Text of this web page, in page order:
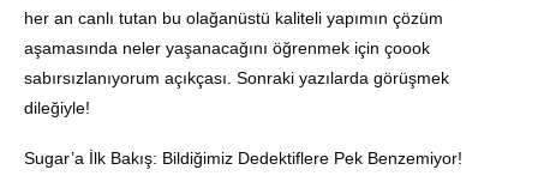
her an canlı tutan bu olağanüstü kaliteli yapımın çözüm
aşamasında neler yaşanacağını öğrenmek için çoook
sabırsızlanıyorum açıkçası. Sonraki yazılarda görüşmek
dileğiyle!
Sugar’a İlk Bakış: Bildiğimiz Dedektiflere Pek Benzemiyor!